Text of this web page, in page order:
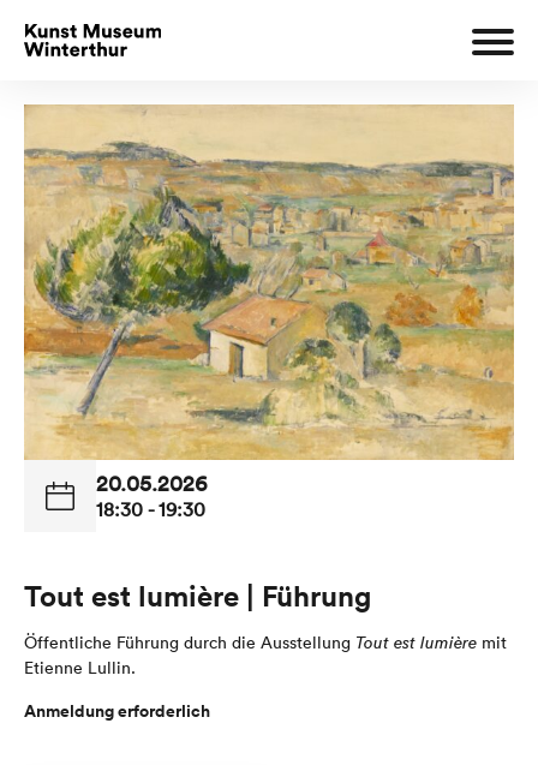
20.05.2026
18:30 - 19:30
Tout est lumière | Führung
Öffentliche Führung durch die Ausstellung Tout est lumière mit
Etienne Lullin.
Anmeldung erforderlich